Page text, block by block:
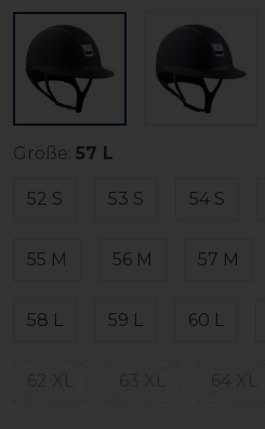
Größe: 57 L
52 S 53 S 54 S
55 M 56 M 57 M
58 L 59 L 60 L